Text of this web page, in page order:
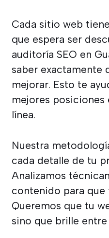
Cada sitio web
que espera ser
auditoría SEO en
saber exactamente
mejorar. Esto te
mejores posiciones
línea.
Nuestra
cada detalle de tu
Analizamos
contenido para que
Queremos que tu
sino que brille entre